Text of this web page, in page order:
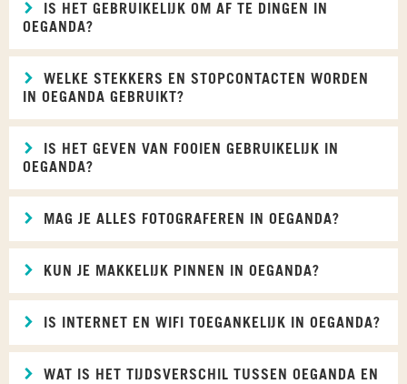
IS HET GEBRUIKELIJK OM AF TE DINGEN IN
OEGANDA?
WELKE STEKKERS EN STOPCONTACTEN WORDEN
IN OEGANDA GEBRUIKT?
IS HET GEVEN VAN FOOIEN GEBRUIKELIJK IN
OEGANDA?
MAG JE ALLES FOTOGRAFEREN IN OEGANDA?
KUN JE MAKKELIJK PINNEN IN OEGANDA?
IS INTERNET EN WIFI TOEGANKELIJK IN OEGANDA?
WAT IS HET TIJDSVERSCHIL TUSSEN OEGANDA EN